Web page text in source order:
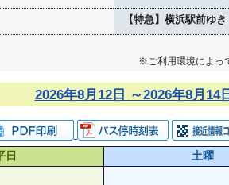
【特急】横浜駅前ゆき
※ご利用環境によっ
2026年8月12日 ～2026年8月14
日 土曜